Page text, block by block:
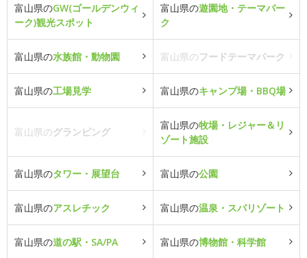
富山県のGW(ゴールデンウィ
ーク)観光スポット
富山県の遊園地・テーマパー
ク
富山県の水族館・動物園 富山県のフードテーマパーク
富山県の工場見学 富山県のキャンプ場・BBQ場
富山県のグランピング
富山県の牧場・レジャー＆リ
ゾート施設
富山県のタワー・展望台 富山県の公園
富山県のアスレチック 富山県の温泉・スパリゾート
富山県の道の駅・SA/PA 富山県の博物館・科学館